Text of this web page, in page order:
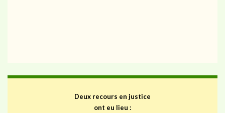
Deux recours en justice
ont eu lieu :